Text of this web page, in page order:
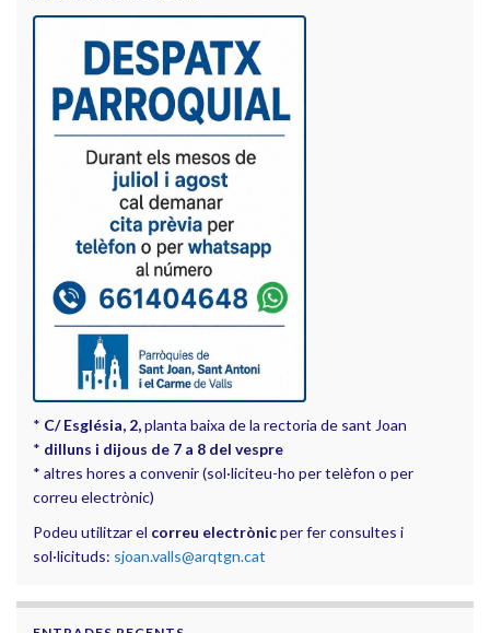
* C/ Església, 2,planta baixa de la rectoria de sant Joan
* dilluns i dijous de 7 a 8 del vespre
* altres hores a convenir (sol·liciteu-ho per telèfon o per
correu electrònic)
Podeu utilitzar el correu electrònicper fer consultes i
sol·licituds: sjoan.valls@arqtgn.cat